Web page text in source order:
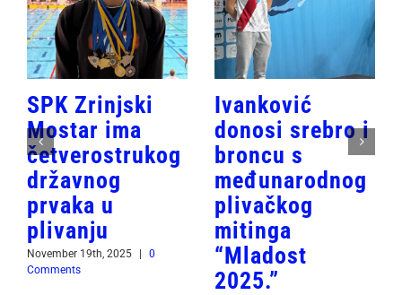
SPK Zrinjski
Mostar ima
četverostrukog
državnog
prvaka u
plivanju
November 19th, 2025
0
Comments
Ivanković
donosi srebro i
broncu s
međunarodnog
plivačkog
mitinga
“Mladost
2025.”